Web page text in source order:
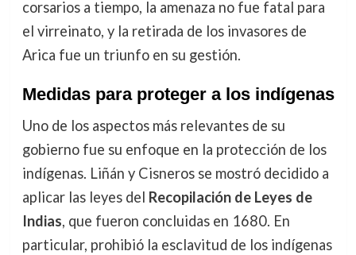
corsarios a tiempo, la amenaza no fue fatal para
el virreinato, y la retirada de los invasores de
Arica fue un triunfo en su gestión.
Medidas para proteger a los indígenas
Uno de los aspectos más relevantes de su
gobierno fue su enfoque en la protección de los
indígenas. Liñán y Cisneros se mostró decidido a
aplicar las leyes del Recopilación de Leyes de
Indias, que fueron concluidas en 1680. En
particular, prohibió la esclavitud de los indígenas